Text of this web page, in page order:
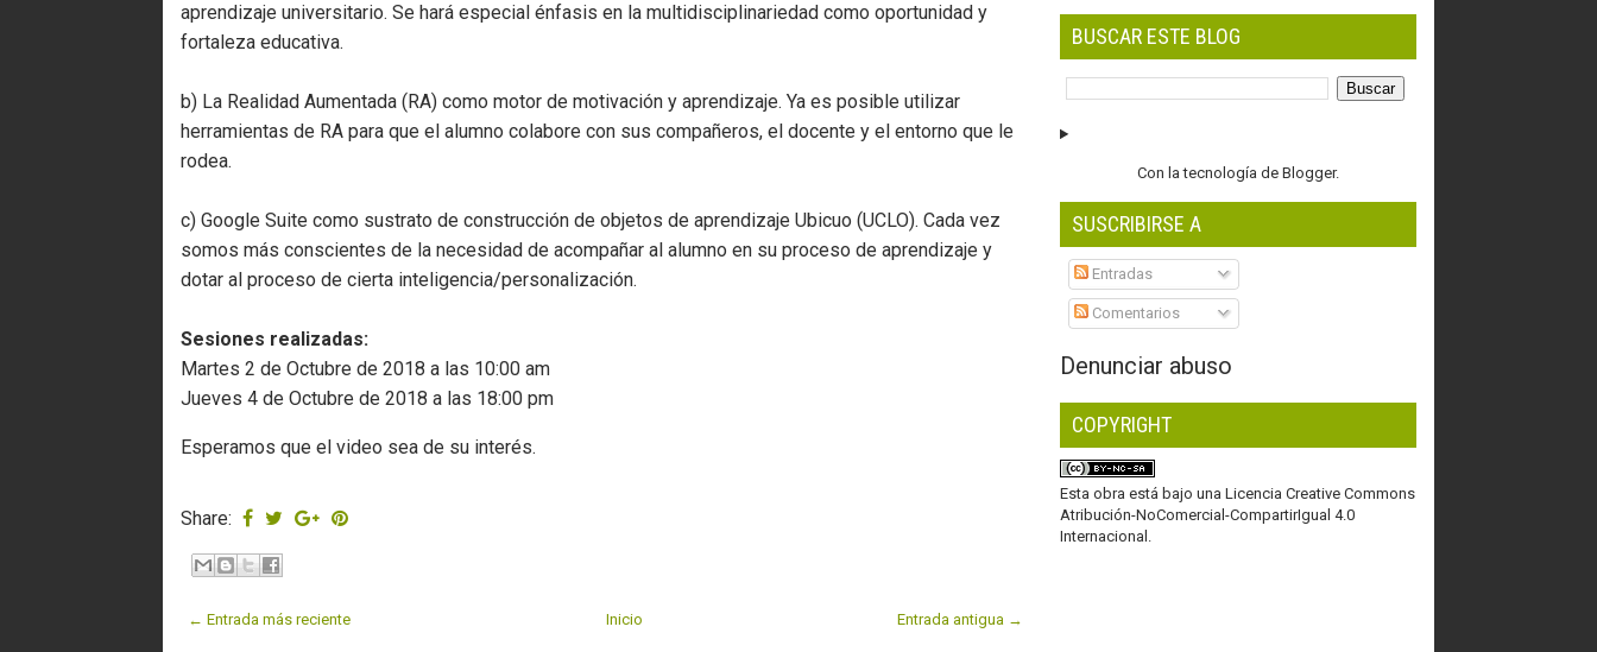
aprendizaje universitario. Se hará especial énfasis en la multidisciplinariedad como oportunidad y
fortaleza educativa.
b) La Realidad Aumentada (RA) como motor de motivación y aprendizaje. Ya es posible utilizar
herramientas de RA para que el alumno colabore con sus compañeros, el docente y el entorno que le
rodea.
c) Google Suite como sustrato de construcción de objetos de aprendizaje Ubicuo (UCLO). Cada vez
somos más conscientes de la necesidad de acompañar al alumno en su proceso de aprendizaje y
dotar al proceso de cierta inteligencia/personalización.
Sesiones realizadas:
Martes 2 de Octubre de 2018 a las 10:00 am
Jueves 4 de Octubre de 2018 a las 18:00 pm
Esperamos que el video sea de su interés.
Share:
← Entrada más reciente Entrada antigua →
Inicio
BUSCAR ESTE BLOG
Con la tecnología de Blogger.
SUSCRIBIRSE A
Entradas
Comentarios
Denunciar abuso
COPYRIGHT
Esta obra está bajo una Licencia Creative Commons
Atribución-NoComercial-CompartirIgual 4.0
Internacional .